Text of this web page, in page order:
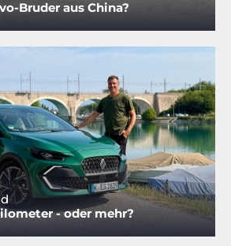
Bruder aus China?
- oder mehr?